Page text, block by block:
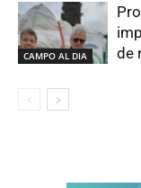
CAMPO AL DIA
de